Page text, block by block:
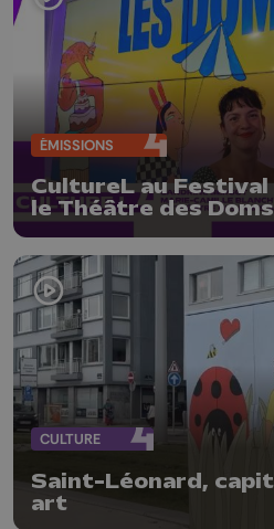
ÉMISSIONS
CultureL au Festival
le Théâtre des Doms
CULTURE
Saint-Léonard,
art